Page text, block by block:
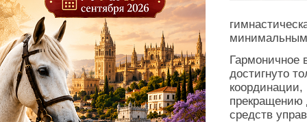
Гармоничное
достигнуто
прекращению
средств